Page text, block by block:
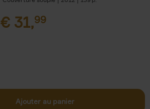
€ 31,99
Ajouter au panier